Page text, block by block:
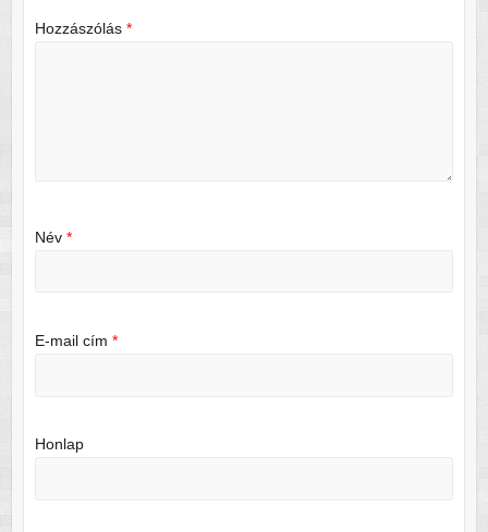
Hozzászólás *
Név *
E-mail cím *
Honlap